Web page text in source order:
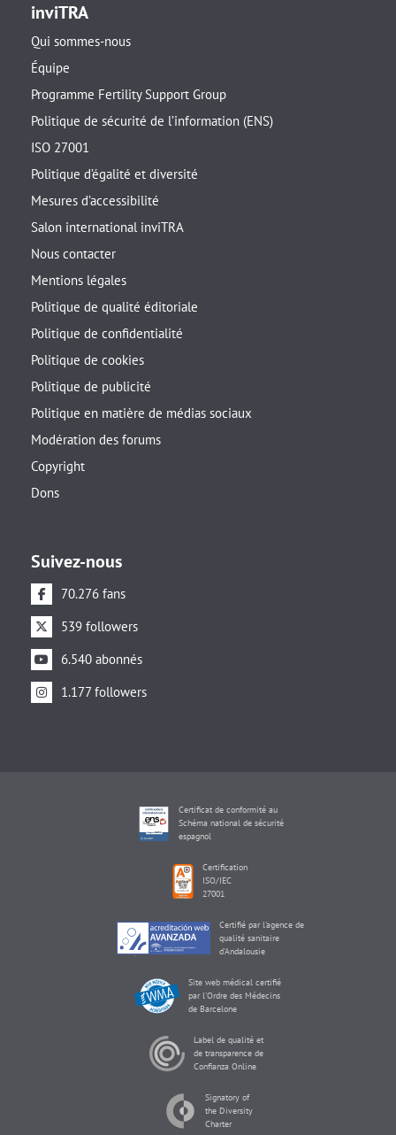
inviTRA
Qui sommes-nous
Équipe
Programme Fertility Support Group
Politique de sécurité de l’information (ENS)
ISO 27001
Politique d’égalité et diversité
Mesures d’accessibilité
Salon international inviTRA
Nous contacter
Mentions légales
Politique de qualité éditoriale
Politique de confidentialité
Politique de cookies
Politique de publicité
Politique en matière de médias sociaux
Modération des forums
Copyright
Dons
Suivez-nous
70.276 fans
539 followers
6.540 abonnés
1.177 followers
Certificat de conformité au
Schéma national de sécurité
espagnol
Certification
ISO/IEC
27001
Certifié par l'agence de
qualité sanitaire
d'Andalousie
Site web médical certifié
par l'Ordre des Médecins
de Barcelone
Label de qualité et
de transparence de
Confianza Online
Signatory of
the Diversity
Charter